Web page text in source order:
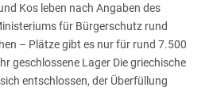
Kos leben nach Angaben des
für Bürgerschutz rund
– Plätze gibt es nur für rund 7.500
geschlossene Lager Die griechische
entschlossen, der Überfüllung